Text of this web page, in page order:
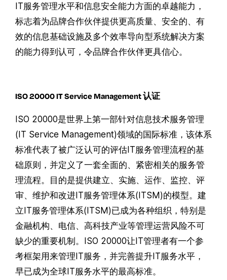
IT服务管理水平和信息安全能力方面的卓越能力，
标志着为品牌合作伙伴提供更高质量、安全的、有
效的信息基础设施及多个效率导向型系统解决方案
的能力得到认可，令品牌合作伙伴更具信心。
ISO 20000 IT Service Management 认证
ISO 20000是世界上第一部针对信息技术服务管理
(IT Service Management)领域的国际标准，该体系
标准代表了被广泛认可的评估IT服务管理流程的基
础原则，并定义了一套全面的、紧密相关的服务管
理流程。目的是提供建立、实施、运作、监控、评
审、维护和改进IT服务管理体系(ITSM)的模型。建
立IT服务管理体系(ITSM)已成为各种组织，特别是
金融机构、电信、高科技产业等管理运营风险不可
缺少的重要机制。ISO 20000让IT管理者有一个参
考框架用来管理IT服务，并完善提升IT服务水平，
早已成为全球IT服务水平的最高标准。